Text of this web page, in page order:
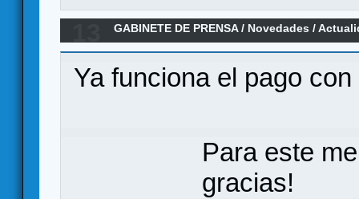
GABINETE DE PRENSA/ Novedades /
Ya funciona el pago
Para este
gracias!